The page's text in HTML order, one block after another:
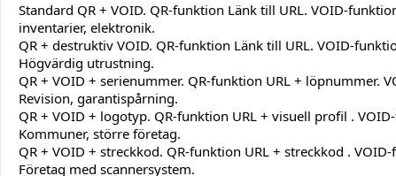
Standard QR + VOID. QR-funktion Länk till URL. VOID-
inventarier, elektronik.
QR + destruktiv VOID. QR-funktion Länk till URL. VOID-
Högvärdig utrustning.
QR + VOID + serienummer. QR-funktion URL + löpnummer.
Revision, garantispårning.
QR + VOID + logotyp. QR-funktion URL + visuell profil .
Kommuner, större företag.
QR + VOID + streckkod. QR-funktion URL + streckkod .
Företag med scannersystem.